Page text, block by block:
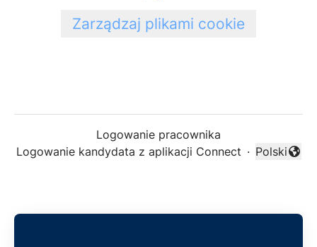
Zarządzaj plikami cookie
Logowanie pracownika
Logowanie kandydata z aplikacji Connect ·
Zmień
Polski